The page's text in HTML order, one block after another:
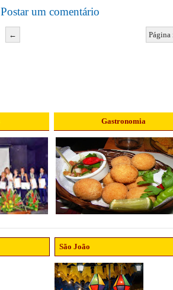
Postar um comentário
←
Gastronomia
São João